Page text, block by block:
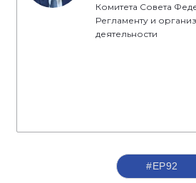
Комитета Совета
Регламенту и
деятельности
#ЕР92